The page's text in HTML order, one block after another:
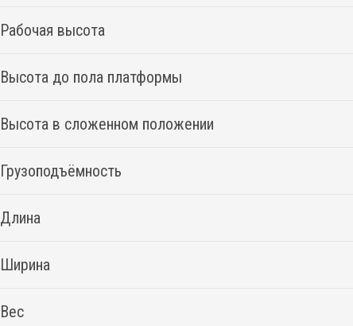
Рабочая высота
Высота до пола платформы
Высота в сложенном положении
Грузоподъёмность
Длина
Ширина
Вес